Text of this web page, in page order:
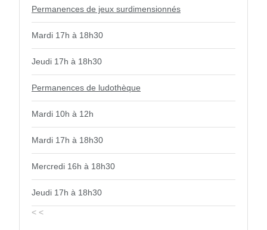
Permanences de jeux surdimensionnés
Mardi 17h à 18h30
Jeudi 17h à 18h30
Permanences de ludothèque
Mardi 10h à 12h
Mardi 17h à 18h30
Mercredi 16h à 18h30
Jeudi 17h à 18h30
< <